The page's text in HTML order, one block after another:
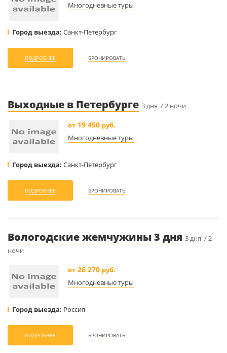
Многодневные туры
Город выезда: Санкт-Петербург
ПОДРОБНЕЕ БРОНИРОВАТЬ
Выходные в Петербурге 3 дня / 2 ночи
от 19 450 руб.
Многодневные туры
Город выезда: Санкт-Петербург
ПОДРОБНЕЕ БРОНИРОВАТЬ
Вологодские жемчужины 3 дня 3 дня / 2
ночи
от 26 270 руб.
Многодневные туры
Город выезда: Россия
ПОДРОБНЕЕ БРОНИРОВАТЬ